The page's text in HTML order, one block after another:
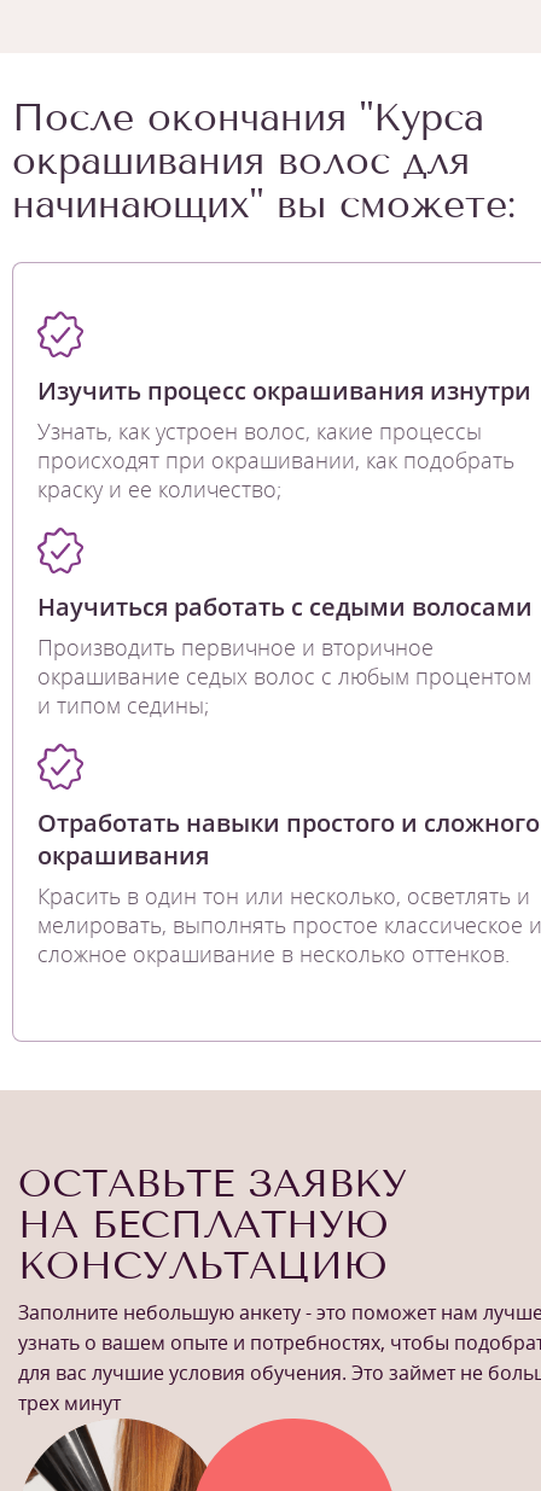
После окончания "Курса
окрашивания волос для
начинающих" вы сможете:
Изучить процесс окрашивания изнутри
Узнать, как устроен волос, какие процессы
происходят при окрашивании, как подобрать
краску и ее количество;
Научиться работать с седыми волосами
Производить первичное и вторичное
окрашивание седых волос с любым процентом
и типом седины;
Отработать навыки простого и сложного
окрашивания
Красить в один тон или несколько, осветлять и
мелировать, выполнять простое классическое и
сложное окрашивание в несколько оттенков.
ОСТАВЬТЕ ЗАЯВКУ
НА БЕСПЛАТНУЮ
КОНСУЛЬТАЦИЮ
Заполните небольшую анкету - это поможет нам
узнать о вашем опыте и потребностях, чтобы
для вас лучшие условия обучения. Это займет не
трех минут